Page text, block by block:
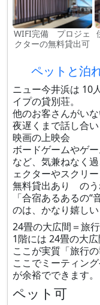
WIFI完備 プロジェ
クターの無料貸出可
ペットと泊
ニュー今井浜は 10
イプの貸別荘。
他のお客さんがいな
夜遅くまで話し合い
映画の上映会
ボードゲームやゲ
など、気兼ねなく
ェクターやスクリ
無料貸出あり のう
「合宿あるあるの
のは、かなり嬉しい
24畳の大広間＝旅
1階には 24畳の大広
ここが実質「旅行
ここでミーティン
が余裕でできます。
ペット可